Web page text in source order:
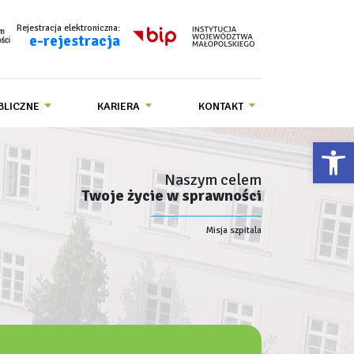
Rejestracja elektroniczna:
e-rejestracja
KARIERA KONTAKT
Naszym celem
Twoje życie w sprawności
Misja szpitala